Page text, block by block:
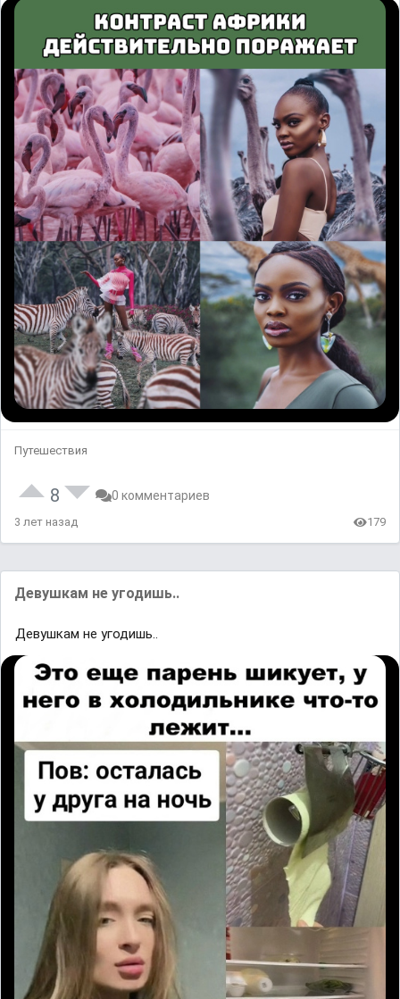
Путешествия
8 0 комментариев
3 лет назад 179
Девушкам не угодишь..
Девушкам не угодишь..